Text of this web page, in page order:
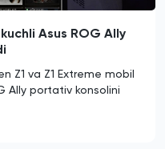
Asus ROG Ally
Z1 va Z1 Extreme mobil
Ally portativ konsolini